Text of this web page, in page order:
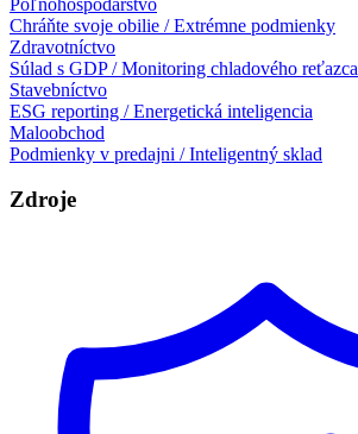
Chráňte svoje obilie / Extrémne podmienky
Zdravotníctvo
Súlad s GDP / Monitoring chladového reťazca
Stavebníctvo
ESG reporting / Energetická inteligencia
Maloobchod
Podmienky v predajni / Inteligentný sklad
Zdroje